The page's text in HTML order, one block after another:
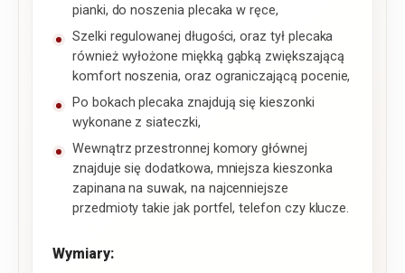
pianki, do noszenia plecaka w ręce,
Szelki regulowanej długości, oraz tył plecaka
również wyłożone miękką gąbką zwiększającą
komfort noszenia, oraz ograniczającą pocenie,
Po bokach plecaka znajdują się kieszonki
wykonane z siateczki,
Wewnątrz przestronnej komory głównej
znajduje się dodatkowa, mniejsza kieszonka
zapinana na suwak, na najcenniejsze
przedmioty takie jak portfel, telefon czy klucze.
Wymiary: